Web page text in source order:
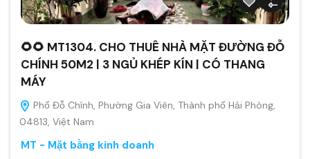
🌻🌻 MT1304. CHO THUÊ NHÀ MẶT ĐƯỜNG ĐỖ
CHÍNH 50M2 | 3 NGỦ KHÉP KÍN | CÓ THANG
MÁY
Phố Đỗ Chính, Phường Gia Viên, Thành phố Hải Phòng,
04813, Việt Nam
MT - Mặt bằng kinh doanh